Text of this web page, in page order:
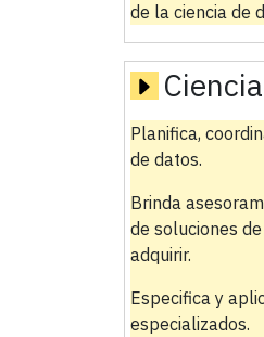
de la ciencia de
Planifica,
de datos.
Brinda
de soluciones
adquirir.
Especifica y
especializados.